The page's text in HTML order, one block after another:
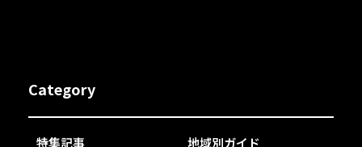
Category
特集記事
地域別ガイド